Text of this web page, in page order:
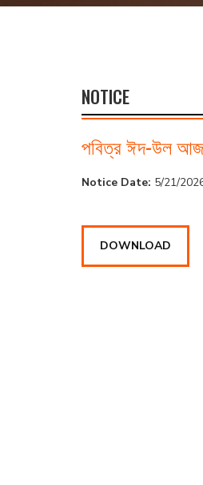
NOTICE
পবিত্র ঈদ-উল
Notice Date: 5/21/
DOWNLOAD